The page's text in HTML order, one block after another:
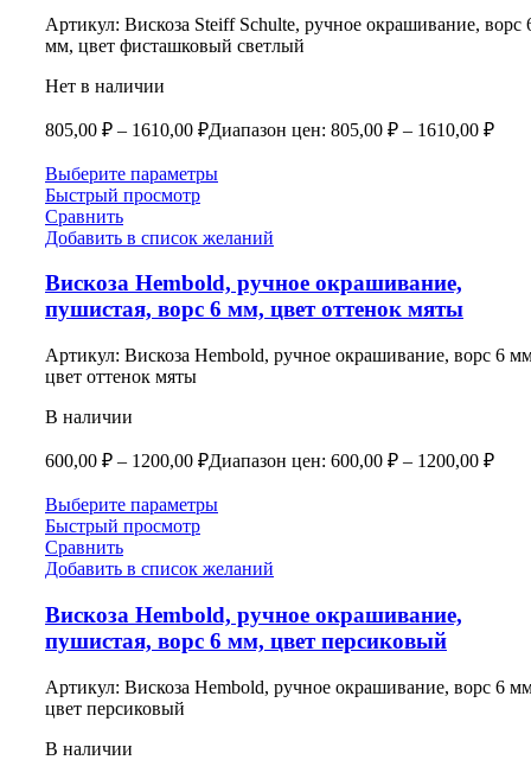
Артикул: Вискоза Steiff Schulte, ручное окрашивание, ворс
мм, цвет фисташковый светлый
Нет в наличии
805,00 ₽ – 1610,00 ₽Диапазон цен: 805,00 ₽ – 1610,00 ₽
Выберите параметры
Быстрый просмотр
Сравнить
Добавить в список желаний
Вискоза Hembold, ручное окрашивание,
пушистая, ворс 6 мм, цвет оттенок мяты
Артикул: Вискоза Hembold, ручное окрашивание, ворс 6
цвет оттенок мяты
В наличии
600,00 ₽ – 1200,00 ₽Диапазон цен: 600,00 ₽ – 1200,00 ₽
Выберите параметры
Быстрый просмотр
Сравнить
Добавить в список желаний
Вискоза Hembold, ручное окрашивание,
пушистая, ворс 6 мм, цвет персиковый
Артикул: Вискоза Hembold, ручное окрашивание, ворс 6
цвет персиковый
В наличии